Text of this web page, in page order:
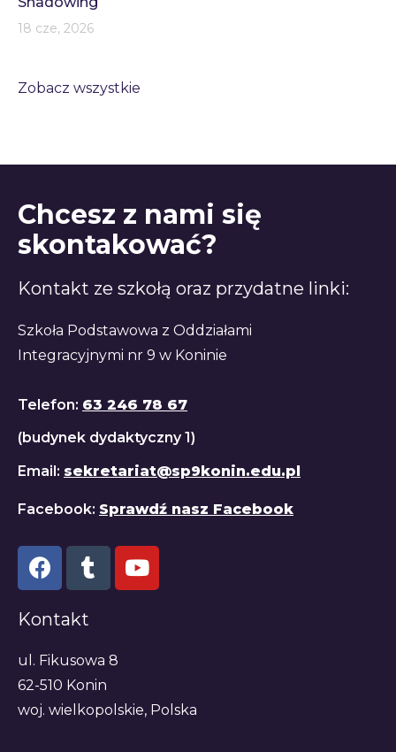
18 cze, 2026
Zobacz wszystkie
Chcesz z nami się
skontakować?
Kontakt ze szkołą oraz przydatne linki:
Szkoła Podstawowa z Oddziałami
Integracyjnymi nr 9 w Koninie
Telefon: 63 246 78 67
(budynek dydaktyczny 1)
Email: sekretariat@sp9konin.edu.pl
Facebook: Sprawdź nasz Facebook
Kontakt
ul. Fikusowa 8
62-510 Konin
woj. wielkopolskie, Polska